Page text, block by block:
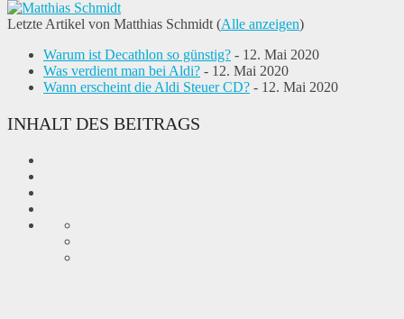
Letzte Artikel von Matthias Schmidt (Alle anzeigen)
Warum ist Decathlon so günstig? - 12. Mai 2020
Was verdient man bei Aldi? - 12. Mai 2020
Wann erscheint die Aldi Steuer CD? - 12. Mai 2020
INHALT DES BEITRAGS